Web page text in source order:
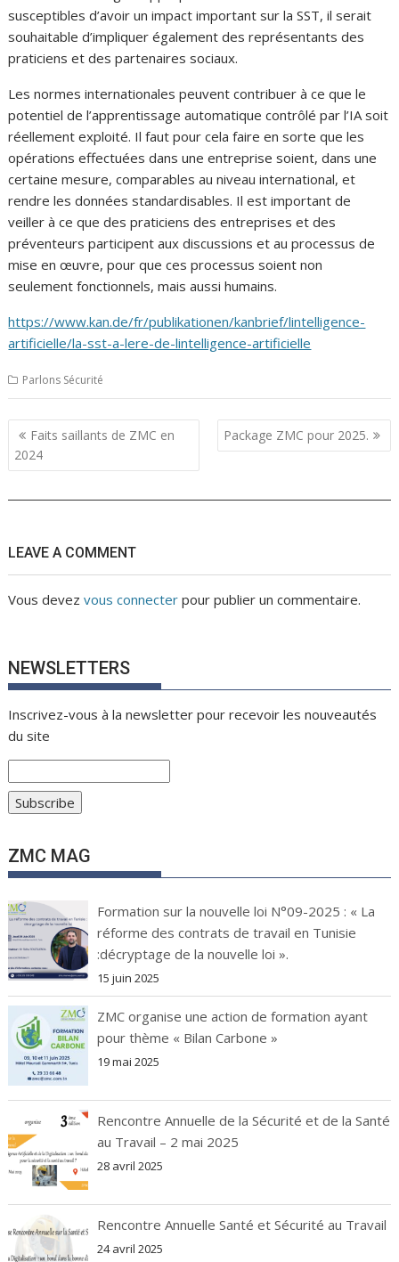
susceptibles d’avoir un impact important sur la SST, il serait
souhaitable d’impliquer également des représentants des
praticiens et des partenaires sociaux.
Les normes internationales peuvent contribuer à ce que le
potentiel de l’apprentissage automatique contrôlé par l’IA soit
réellement exploité. Il faut pour cela faire en sorte que les
opérations effectuées dans une entreprise soient, dans une
certaine mesure, comparables au niveau international, et
rendre les données standardisables. Il est important de
veiller à ce que des praticiens des entreprises et des
préventeurs participent aux discussions et au processus de
mise en œuvre, pour que ces processus soient non
seulement fonctionnels, mais aussi humains.
https://www.kan.de/fr/publikationen/kanbrief/lintelligence-
artificielle/la-sst-a-lere-de-lintelligence-artificielle
Parlons Sécurité
Navigation
de
l’article
Faits saillants de ZMC en
2024
Package ZMC pour 2025.
LEAVE A COMMENT
Vous devezvous connecter pour publier un commentaire.
NEWSLETTERS
Inscrivez-vous à la newsletter pour recevoir les nouveautés
du site
ZMC MAG
Formation sur la nouvelle loi N°09-2025 : « La
réforme des contrats de travail en Tunisie
:décryptage de la nouvelle loi ».
15 juin 2025
ZMC organise une action de formation ayant
pour thème « Bilan Carbone »
19 mai 2025
Rencontre Annuelle de la Sécurité et de la Santé
au Travail – 2 mai 2025
28 avril 2025
Rencontre Annuelle Santé et Sécurité au Travail
24 avril 2025